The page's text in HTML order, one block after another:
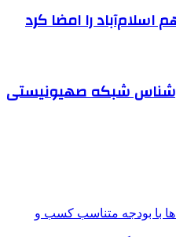
اسلام‌آباد را امضا کرد
شبکه صهیونیستی
با بودجه متناسب کسب و